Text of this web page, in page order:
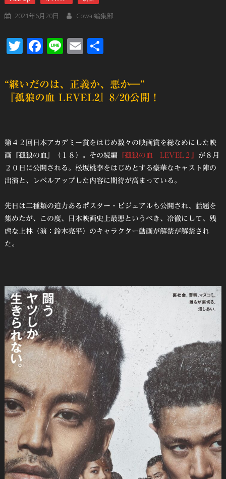
2021年6月20日 Cowai編集部
Twitter
Facebook
LineEmail
“継いだのは、正義か、悪か―”
『孤狼の血 LEVEL2』8/20公開！
第４２回日本アカデミー賞をはじめ数々の映画賞を総なめにした映
画『孤狼の血』（１８）。その続編 『孤狼の血 LEVEL２』 が８月
２０日に公開される。松坂桃李をはじめとする豪華なキャスト陣の
出演と、レベルアップした内容に期待が高まっている。
先日は二種類の迫力あるポスター・ビジュアルも公開され、話題を
集めたが、この度、日本映画史上最悪というべき、冷徹にして、残
虐な上林（演：鈴木亮平）のキャラクター動画が解禁が解禁され
た。